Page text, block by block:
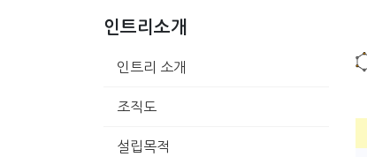
인트리소개
인트리 소개
조직도
설립목적